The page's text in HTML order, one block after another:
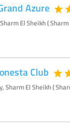
Azure
El Sheikh (
Club
Sharm El Sheikh (